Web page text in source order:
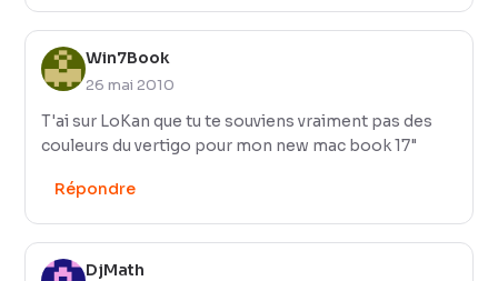
Win7Book
26 mai 2010
T'ai sur LoKan que tu te souviens vraiment pas des
couleurs du vertigo pour mon new mac book 17"
Répondre
DjMath